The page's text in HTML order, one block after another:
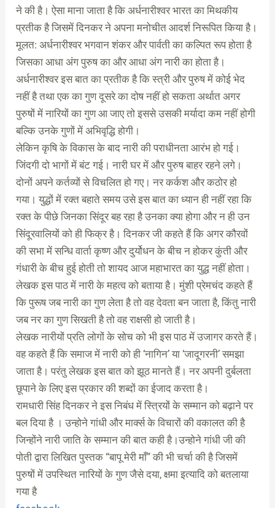
ने की है। ऐसा माना जाता है कि अर्धनारीश्वर भारत का मिथकीय
प्रतीक है जिसमें दिनकर ने अपना मनोचीत आदर्श निरूपित किया है।
मूलत: अर्धनारीश्वर भगवान शंकर और पार्वती का कल्पित रूप होता है
जिसका आधा अंग पुरुष का और आधा अंग नारी का होता है।
अर्धनारीश्वर इस बात का प्रतीक है कि स्त्री और पुरुष में कोई भेद
नहीं है तथा एक का गुण दूसरे का दोष नहीं हो सकता अर्थात अगर
पुरुषों में नारियों का गुण आ जाए तो इससे उसकी मर्यादा कम नहीं होगी
बल्कि उनके गुणों में अभिवृद्धि होगी।
लेकिन कृषि के विकास के बाद नारी की पराधीनता आरंभ हो गई।
जिंदगी दो भागों में बंट गई। नारी घर में और पुरुष बाहर रहने लगे।
दोनों अपने कर्तव्यों से विचलित हो गए। नर कर्कश और कठोर हो
गया। युद्धों में रक्त बहाते समय उसे इस बात का ध्यान ही नहीं रहा कि
रक्त के पीछे जिनका सिंदूर बह रहा है उनका क्या होगा और न ही उन
सिंदूरवालियों को ही फिक्र है। दिनकर जी कहते हैं कि अगर कौरवों
की सभा में सन्धि वार्ता कृष्ण और दुर्योधन के बीच न होकर कुंती और
गंधारी के बीच हुई होती तो शायद आज महाभारत का युद्ध नहीं होता।
लेखक इस पाठ में नारी के महत्‍व को बताया है। मुंशी प्रेमचंद कहते हैं
कि पुरूष जब नारी का गुण लेता है तो वह देवता बन जाता है, किंतु नारी
जब नर का गुण सिखती है तो वह राक्षसी हो जाती है।
लेखक नारीयों प्रति लोगों के सोच को भी इस पाठ में उजागर करते हैं।
वह कहते हैं कि समाज में नारी को ही ‘नागिन’ या ‘जादूगरनी’ समझा
जाता है। परंतु लेखक इस बात को झूठ मानते हैं। नर अपनी दुर्बलता
छूपाने के लिए इस प्रकार की शब्‍दों का ईजाद करता है।
रामधारी सिंह दिनकर ने इस निबंध में स्त्रियों के सम्मान को बढ़ाने पर
बल दिया है । उन्होने गांधी और मार्क्स के विचारों की वकालत की है
जिन्होंने नारी जाति के सम्मान की बात कही है।उन्होने गांधी जी की
पोती द्वारा लिखित पुस्तक “बापू मेरी माँ” की भी चर्चा की है जिसमें
पुरुषों में उपस्थित नारियों के गुण जैसे दया, क्षमा इत्यादि को बतलाया
गया है